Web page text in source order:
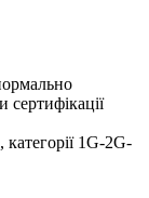
1G-2G-